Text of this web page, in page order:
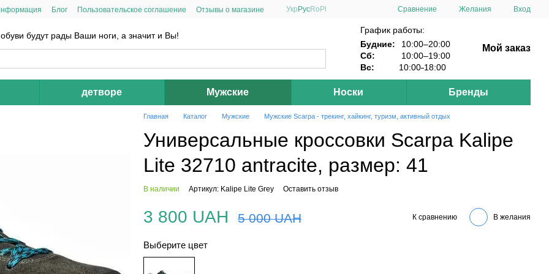
Блог Пользовательское соглашение Отзывы о магазине Укр РусRo Pl Сравнение Желания Вход
будут рады Ваши ноги, а значит и Вы!
График работы:
Будние:
10:00–20:00
Сб:
10:00–19:00
Вс:
10:00-18:00
Мой заказ
детворе Мужские Носки Бренды
Главная Каталог Мужские Мужские Scarpa - трекинг, хайкинг, туризм, активный отдых
Универсальные кроссовки Scarpa Kalipe
Lite 32710 antracite, размер: 41
В наличии Артикул: Kalipe Lite Grey Оставить отзыв
3 800 UAH 5 000 UAH К сравнению В желания
Выберите цвет